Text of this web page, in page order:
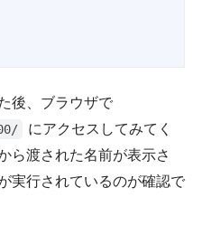
後、ブラウザで
にアクセスしてみてく
ら渡された名前が表示さ
実行されているのが確認で